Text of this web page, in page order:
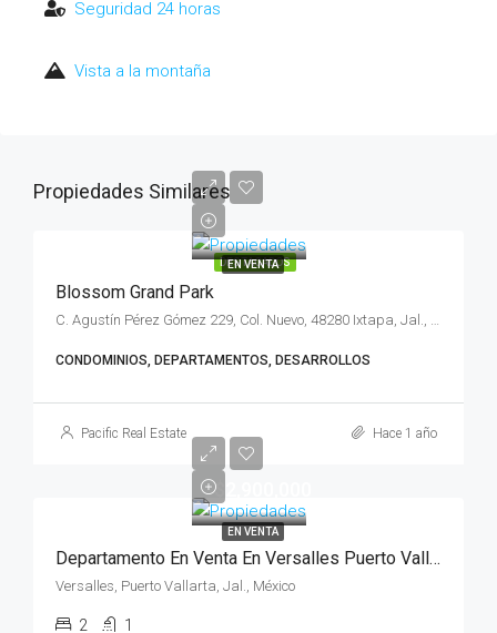
Seguridad 24 horas
Vista a la montaña
Propiedades Similares
DESTACADOS
EN VENTA
Blossom Grand Park
CONDOMINIOS, DEPARTAMENTOS, DESARROLLOS
Pacific Real Estate Hace 1 año
EN VENTA
$2,900,000
Departamento En Venta En Versalles Puerto Vallarta
Versalles, Puerto Vallarta, Jal., México
2 1